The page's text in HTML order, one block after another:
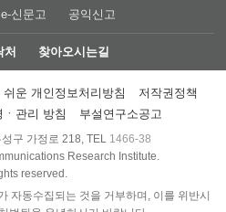
e-신문고 공익신고
처 찾아오시는길
쉬운 개인정보처리방침
저작권정책
관리 방침
부설연구소공고
구 가정로 218, TEL 1466-38
Research Institute.
reserved.
자동수집되는 것을 거부하며, 이를 위반시